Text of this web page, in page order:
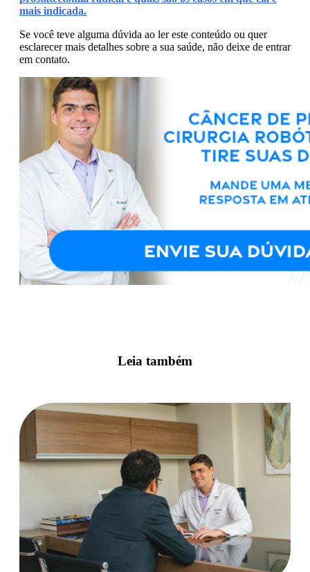
mais indicada.
Se você teve alguma dúvida ao ler este conteúdo ou quer
esclarecer mais detalhes sobre a sua saúde, não deixe de entrar
em contato.
Leia também